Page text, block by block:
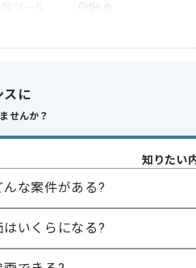
GitHub
るスキル
HTMLやCSS及びJavaScriptを使用し
スキル
での開発経験
スに
せんか？
知りたい
な案件がある?
いくらになる?